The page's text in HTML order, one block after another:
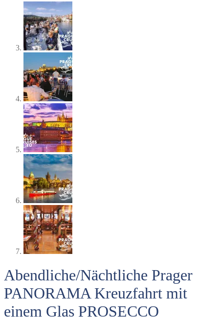
Abendliche/Nächtliche Prager
PANORAMA Kreuzfahrt mit
einem Glas PROSECCO